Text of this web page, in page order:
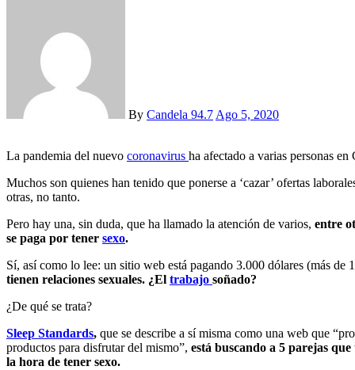
By Candela 94.7 Ago 5, 2020
La pandemia del nuevo coronavirus ha afectado a varias personas
Muchos son quienes han tenido que ponerse a ‘cazar’ ofertas
otras, no tanto.
Pero hay una, sin duda, que ha llamado la atención de varios, entre
se paga por tener sexo.
Sí, así como lo lee: un sitio web está pagando 3.000 dólares (más de
tienen relaciones sexuales. ¿El trabajo soñado?
¿De qué se trata?
Sleep Standards, que se describe a sí misma como una web que
productos para disfrutar del mismo”, está buscando a 5 parejas
la hora de tener sexo.